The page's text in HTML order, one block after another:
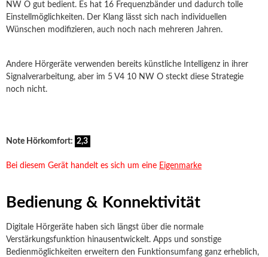
NW O gut bedient. Es hat 16 Frequenzbänder und dadurch tolle
Einstellmöglichkeiten. Der Klang lässt sich nach individuellen
Wünschen modifizieren, auch noch nach mehreren Jahren.
Andere Hörgeräte verwenden bereits künstliche Intelligenz in ihrer
Signalverarbeitung, aber im 5 V4 10 NW O steckt diese Strategie
noch nicht.
Note Hörkomfort: 2,3
Bei diesem Gerät handelt es sich um eine Eigenmarke
Bedienung & Konnektivität
Digitale Hörgeräte haben sich längst über die normale
Verstärkungsfunktion hinausentwickelt. Apps und sonstige
Bedienmöglichkeiten erweitern den Funktionsumfang ganz erheblich,